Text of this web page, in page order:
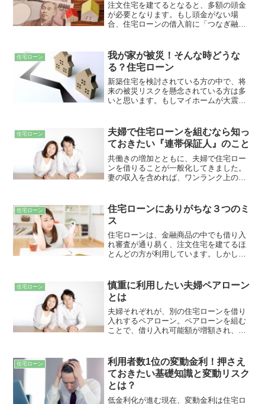
注文住宅を建てるとなると、多額の頭金
が必要となります。もし頭金がない場
合、住宅ローンの借入前に「つなぎ融
ため、取り扱い銀行も少ないです。各行
の特徴を比較してみましょう！
住宅ローン
我が家が被災！そんな時どうな
る？住宅ローン
新築住宅を検討されている方の中で、将
来の被災リスクを懸念されている方は多
いと思います。もしマイホームが大震災
のか？住宅ローンはどうなってしまうの
か？解説いたします。
住宅ローン
夫婦で住宅ローンを組むなら知っ
ておきたい『連帯保証人』のこと
共働きの増加とともに、夫婦で住宅ロー
ンを借りることが一般化してきました。
妻の収入を含めれば、ワンランク上の家
フスタイルや夫婦関係のトラブル、離婚
時のことも考慮しておかなければりませ
ん。住宅ローンの連帯保証人についてご
紹介します。
住宅ローン
住宅ローンにありがちな３つのミ
ス
住宅ローンは、金融商品の中でも借り入
れ審査が通り易く、注文住宅を建てるほ
とんどの方が利用しています。しかし、
追われてしまうことも。住宅ローンにあ
りがちな３つの事例をご紹介します。
住宅ローン
慎重に利用したい夫婦ペアローン
とは
夫婦それぞれが、別の住宅ローンを借り
入れするペアローン。ペアローンを組む
ことで、借り入れ可能額が増額され、よ
倍増したり、将来のライフスタイルによ
っては負担が増えたりとデメリットも存
在します。借入前に知っておきたいペア
ローンについてご紹介します。
住宅ローン
利用者数1位の変動金利！押さえ
ておきたい基礎知識と変動リスク
とは？
低金利化が進む現在、変動金利は住宅ロ